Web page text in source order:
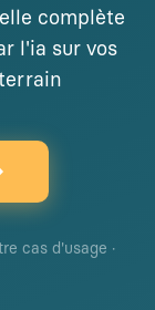
complète
l'ia sur vos
cas d'usage ·